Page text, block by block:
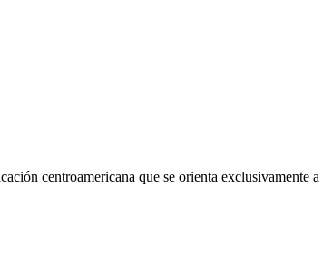
centroamericana que se orienta exclusivamente